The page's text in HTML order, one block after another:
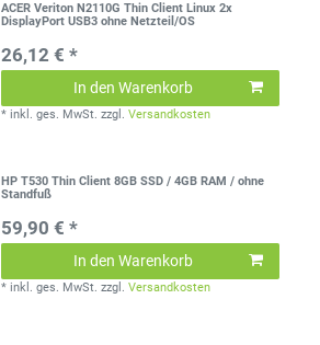
ACER Veriton N2110G Thin Client Linux 2x
DisplayPort USB3 ohne Netzteil/OS
26,12 € *
In den Warenkorb
* inkl. ges. MwSt. zzgl.Versandkosten
HP T530 Thin Client 8GB SSD / 4GB RAM / ohne
Standfuß
59,90 € *
In den Warenkorb
* inkl. ges. MwSt. zzgl.Versandkosten